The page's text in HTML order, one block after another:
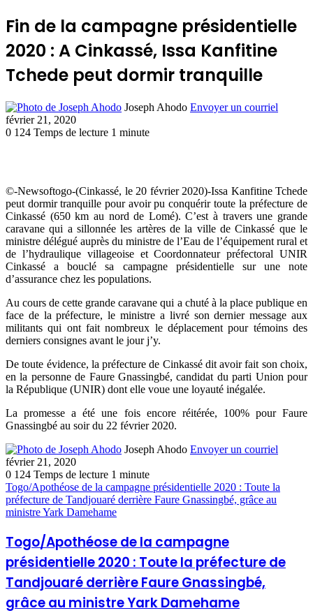
Fin de la campagne présidentielle
2020 : A Cinkassé, Issa Kanfitine
Tchede peut dormir tranquille
Joseph Ahodo Envoyer un courriel
février 21, 2020
0 124 Temps de lecture 1 minute
©-Newsoftogo-(Cinkassé, le 20 février 2020)-Issa Kanfitine Tchede
peut dormir tranquille pour avoir pu conquérir toute la préfecture de
Cinkassé (650 km au nord de Lomé). C’est à travers une grande
caravane qui a sillonnée les artères de la ville de Cinkassé que le
ministre délégué auprès du ministre de l’Eau de l’équipement rural et
de l’hydraulique villageoise et Coordonnateur préfectoral UNIR
Cinkassé a bouclé sa campagne présidentielle sur une note
d’assurance chez les populations.
Au cours de cette grande caravane qui a chuté à la place publique en
face de la préfecture, le ministre a livré son dernier message aux
militants qui ont fait nombreux le déplacement pour témoins des
derniers consignes avant le jour j’y.
De toute évidence, la préfecture de Cinkassé dit avoir fait son choix,
en la personne de Faure Gnassingbé, candidat du parti Union pour
la République (UNIR) dont elle voue une loyauté inégalée.
La promesse a été une fois encore réitérée, 100% pour Faure
Gnassingbé au soir du 22 février 2020.
Joseph Ahodo Envoyer un courriel
février 21, 2020
0 124 Temps de lecture 1 minute
Togo/Apothéose de la campagne présidentielle 2020 : Toute la
préfecture de Tandjouaré derrière Faure Gnassingbé, grâce au
ministre Yark Damehame
Togo/Apothéose de la campagne
présidentielle 2020 : Toute la préfecture de
Tandjouaré derrière Faure Gnassingbé,
grâce au ministre Yark Damehame